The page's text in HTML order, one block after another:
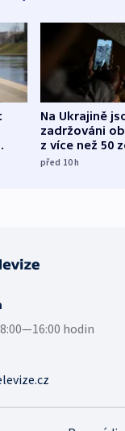
Na Ukrajině
zadržováni
z více než 50
Bojovali na
před 10h
8:00—16:00 hodin